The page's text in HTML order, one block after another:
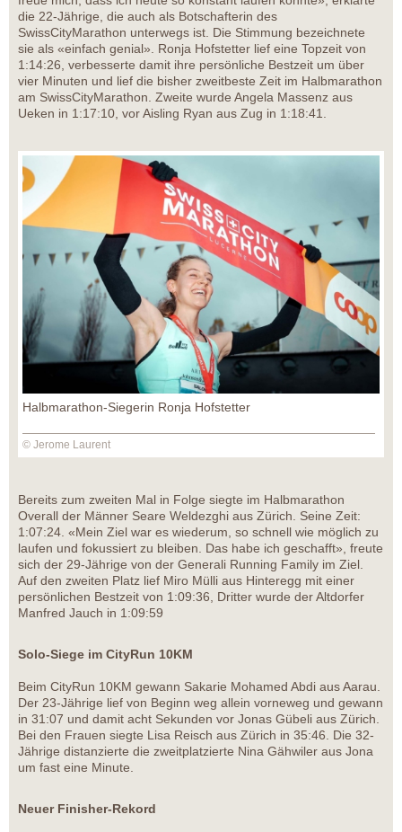
die 22-Jährige, die auch als Botschafterin des
SwissCityMarathon unterwegs ist. Die Stimmung bezeichnete
sie als «einfach genial». Ronja Hofstetter lief eine Topzeit von
1:14:26, verbesserte damit ihre persönliche Bestzeit um über
vier Minuten und lief die bisher zweitbeste Zeit im Halbmarathon
am SwissCityMarathon. Zweite wurde Angela Massenz aus
Ueken in 1:17:10, vor Aisling Ryan aus Zug in 1:18:41.
Halbmarathon-Siegerin Ronja Hofstetter
© Jerome Laurent
Bereits zum zweiten Mal in Folge siegte im Halbmarathon
Overall der Männer Seare Weldezghi aus Zürich. Seine Zeit:
1:07:24. «Mein Ziel war es wiederum, so schnell wie möglich zu
laufen und fokussiert zu bleiben. Das habe ich geschafft», freute
sich der 29-Jährige von der Generali Running Family im Ziel.
Auf den zweiten Platz lief Miro Mülli aus Hinteregg mit einer
persönlichen Bestzeit von 1:09:36, Dritter wurde der Altdorfer
Manfred Jauch in 1:09:59
Solo-Siege im CityRun 10KM
Beim CityRun 10KM gewann Sakarie Mohamed Abdi aus Aarau.
Der 23-Jährige lief von Beginn weg allein vorneweg und gewann
in 31:07 und damit acht Sekunden vor Jonas Gübeli aus Zürich.
Bei den Frauen siegte Lisa Reisch aus Zürich in 35:46. Die 32-
Jährige distanzierte die zweitplatzierte Nina Gähwiler aus Jona
um fast eine Minute.
Neuer Finisher-Rekord